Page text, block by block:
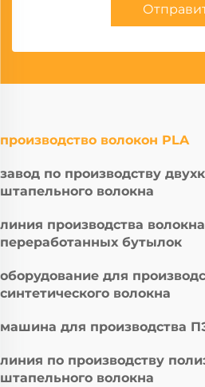
производство волокон PLA
завод по производству
штапельного волокна
линия производства
переработанных бутылок
оборудование для
синтетического волокна
машина для производства
линия по производству
штапельного волокна